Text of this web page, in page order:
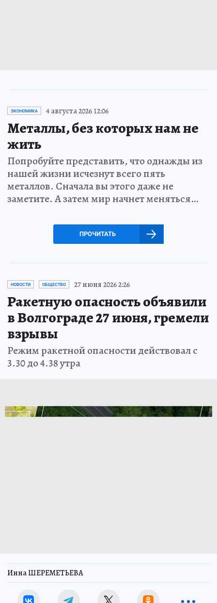
ЭКОНОМИКА 4 августа 2026 12:06
Металлы, без которых нам не
жить
Попробуйте представить, что однажды из
нашей жизни исчезнут всего пять
металлов. Сначала вы этого даже не
заметите. А затем мир начнет меняться…
ПРОЧИТАТЬ
НОВОСТИ ОБЩЕСТВО 27 июня 2026 2:26
Ракетную опасность объявили
в Волгограде 27 июня, гремели
взрывы
Режим ракетной опасности действовал с
3.30 до 4.38 утра
Инна ШЕРЕМЕТЬЕВА